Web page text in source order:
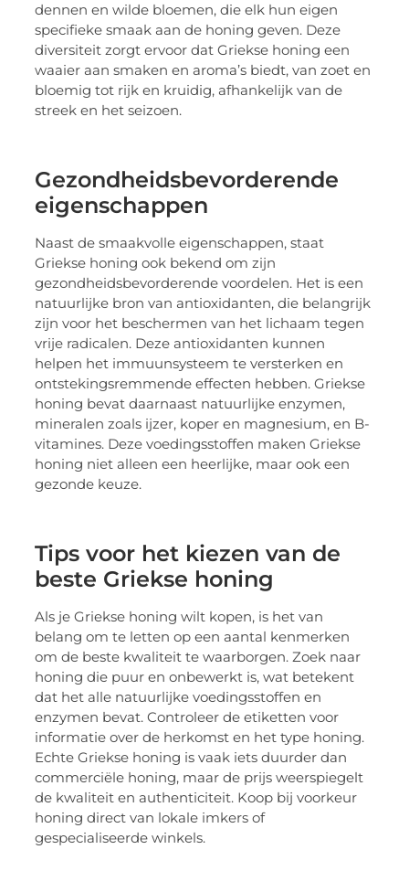
dennen en wilde bloemen, die elk hun eigen
specifieke smaak aan de honing geven. Deze
diversiteit zorgt ervoor dat Griekse honing een
waaier aan smaken en aroma’s biedt, van zoet en
bloemig tot rijk en kruidig, afhankelijk van de
streek en het seizoen.
Gezondheidsbevorderende
eigenschappen
Naast de smaakvolle eigenschappen, staat
Griekse honing ook bekend om zijn
gezondheidsbevorderende voordelen. Het is een
natuurlijke bron van antioxidanten, die belangrijk
zijn voor het beschermen van het lichaam tegen
vrije radicalen. Deze antioxidanten kunnen
helpen het immuunsysteem te versterken en
ontstekingsremmende effecten hebben. Griekse
honing bevat daarnaast natuurlijke enzymen,
mineralen zoals ijzer, koper en magnesium, en B-
vitamines. Deze voedingsstoffen maken Griekse
honing niet alleen een heerlijke, maar ook een
gezonde keuze.
Tips voor het kiezen van de
beste Griekse honing
Als je Griekse honing wilt kopen, is het van
belang om te letten op een aantal kenmerken
om de beste kwaliteit te waarborgen. Zoek naar
honing die puur en onbewerkt is, wat betekent
dat het alle natuurlijke voedingsstoffen en
enzymen bevat. Controleer de etiketten voor
informatie over de herkomst en het type honing.
Echte Griekse honing is vaak iets duurder dan
commerciële honing, maar de prijs weerspiegelt
de kwaliteit en authenticiteit. Koop bij voorkeur
honing direct van lokale imkers of
gespecialiseerde winkels.